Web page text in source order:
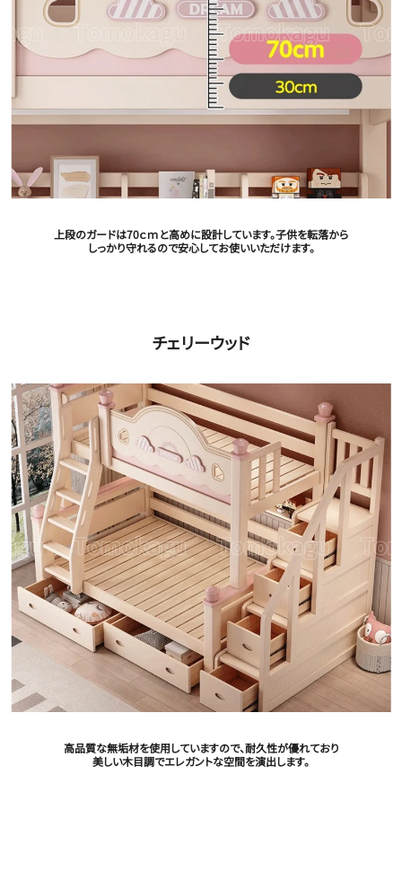
上段のガードは70ｃｍと高めに設計しています。子供を転落から
しっかり守れるので安心してお使いいただけます。
チェリーウッド
高品質な無垢材を使用していますので、耐久性が優れており
美しい木目調でエレガントな空間を演出します。